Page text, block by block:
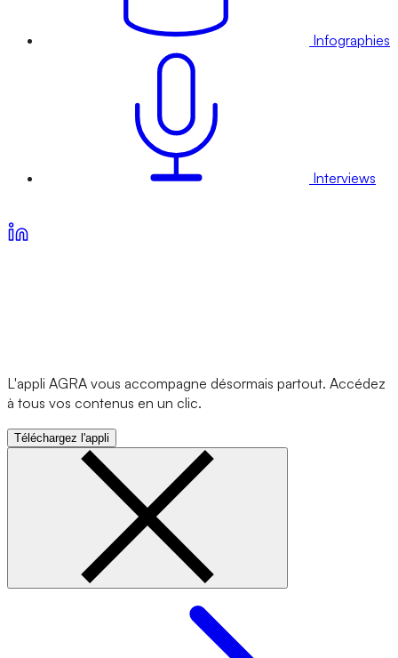
Infographies
Interviews
L'appli AGRA vous accompagne désormais partout. Accédez
à tous vos contenus en un clic.
Téléchargez l'appli